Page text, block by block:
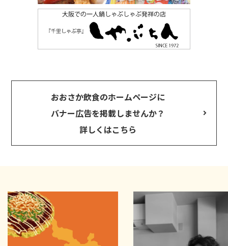
おおさか飲食のホームページに
バナー広告を掲載しませんか？
詳しくはこちら